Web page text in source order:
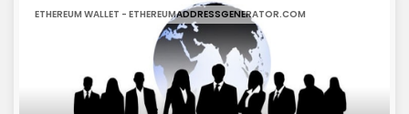
ETHEREUM WALLET - ETHEREUMADDRESSGENERATOR.COM